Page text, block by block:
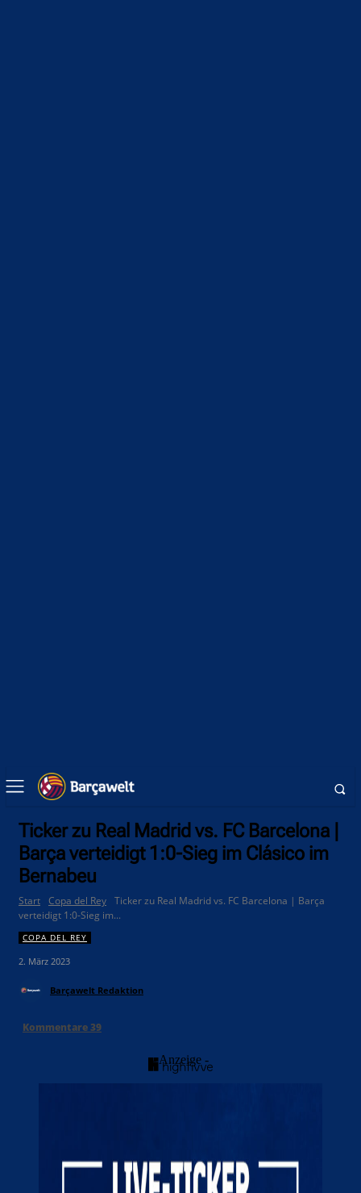
Ticker zu Real Madrid vs. FC Barcelona |
Barça verteidigt 1:0-Sieg im Clásico im
Bernabeu
Start Copa del Rey Ticker zu Real Madrid vs. FC Barcelona | Barça
verteidigt 1:0-Sieg im...
COPA DEL REY
2. März 2023
Barçawelt Redaktion
Kommentare39
- Anzeige -